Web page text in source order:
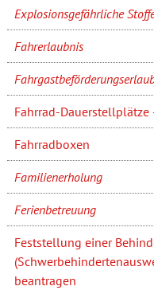
Explosionsgefährliche
Fahrerlaubnis
Fahrrad-Dauerstellplätze
Fahrradboxen
Familienerholung
Ferienbetreuung
Feststellung einer
beantragen